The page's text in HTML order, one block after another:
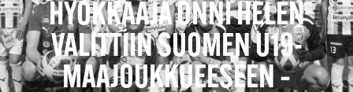
HYÖKKÄÄJÄ ONNI HELÉN
VALITTIIN SUOMEN U19-
MAAJOUKKUEESEEN –